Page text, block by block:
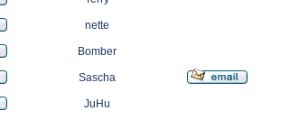
nette
Bomber
Sascha
JuHu